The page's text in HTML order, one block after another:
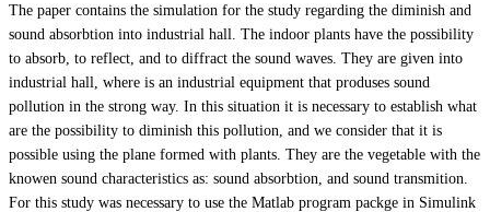
The paper contains the simulation for the study regarding the diminish and
sound absorbtion into industrial hall. The indoor plants have the possibility
to absorb, to reflect, and to diffract the sound waves. They are given into
industrial hall, where is an industrial equipment that produses sound
pollution in the strong way. In this situation it is necessary to establish what
are the possibility to diminish this pollution, and we consider that it is
possible using the plane formed with plants. They are the vegetable with the
knowen sound characteristics as: sound absorbtion, and sound transmition.
For this study was necessary to use the Matlab program packge in Simulink